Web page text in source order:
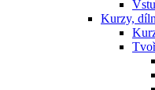
Kurzy,